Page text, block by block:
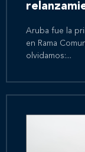
Aruba fue la
en Rama
olvidamos:...